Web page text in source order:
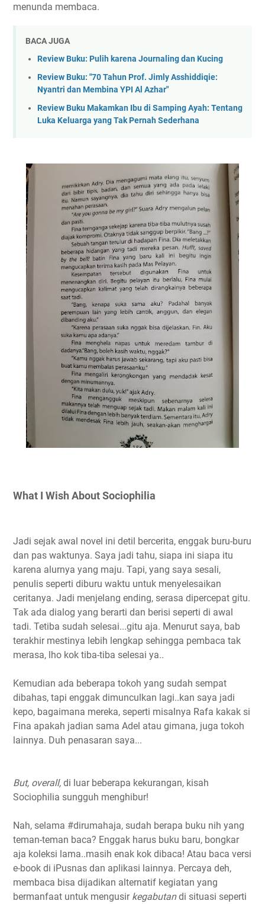
menunda membaca.
BACA JUGA
Review Buku: Pulih karena Journaling dan Kucing
Review Buku: "70 Tahun Prof. Jimly Asshiddiqie:
Nyantri dan Membina YPI Al Azhar"
Review Buku Makamkan Ibu di Samping Ayah: Tentang
Luka Keluarga yang Tak Pernah Sederhana
What I Wish About Sociophilia
Jadi sejak awal novel ini detil bercerita, enggak buru-buru
dan pas waktunya. Saya jadi tahu, siapa ini siapa itu
karena alurnya yang maju. Tapi, yang saya sesali,
penulis seperti diburu waktu untuk menyelesaikan
ceritanya. Jadi menjelang ending, serasa dipercepat gitu.
Tak ada dialog yang berarti dan berisi seperti di awal
tadi. Tetiba sudah selesai...gitu aja. Menurut saya, bab
terakhir mestinya lebih lengkap sehingga pembaca tak
merasa, lho kok tiba-tiba selesai ya..
Kemudian ada beberapa tokoh yang sudah sempat
dibahas, tapi enggak dimunculkan lagi..kan saya jadi
kepo, bagaimana mereka, seperti misalnya Rafa kakak si
Fina apakah jadian sama Adel atau gimana, juga tokoh
lainnya. Duh penasaran saya...
But, overall, di luar beberapa kekurangan, kisah
Sociophilia sungguh menghibur!
Nah, selama #dirumahaja, sudah berapa buku nih yang
teman-teman baca? Enggak harus buku baru, bongkar
aja koleksi lama..masih enak kok dibaca! Atau baca versi
e-book di iPusnas dan aplikasi lainnya. Percaya deh,
membaca bisa dijadikan alternatif kegiatan yang
bermanfaat untuk mengusir kegabutandi situasi seperti